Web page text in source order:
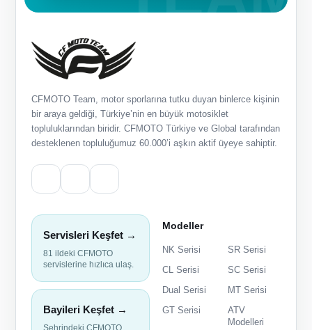
CFMOTO Team, motor sporlarına tutku duyan binlerce kişinin
bir araya geldiği, Türkiye’nin en büyük motosiklet
topluluklarından biridir. CFMOTO Türkiye ve Global tarafından
desteklenen topluluğumuz 60.000’i aşkın aktif üyeye sahiptir.
Servisleri Keşfet →
81 ildeki CFMOTO
servislerine hızlıca ulaş.
Bayileri Keşfet →
Modeller
NK Serisi
SR Serisi
CL Serisi
SC Serisi
Dual Serisi
MT Serisi
GT Serisi
ATV
Modelleri